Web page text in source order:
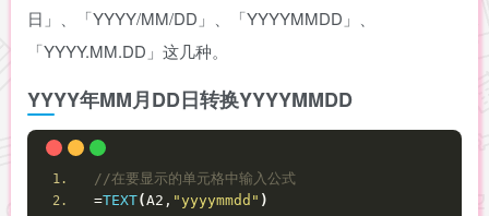
日」、「YYYY/MM/DD」、「YYYYMMDD」、
「YYYY.MM.DD」这几种。
YYYY年MM月DD日转换YYYYMMDD
//在要显示的单元格中输入公式
=TEXT(A2, "yyyymmdd" )